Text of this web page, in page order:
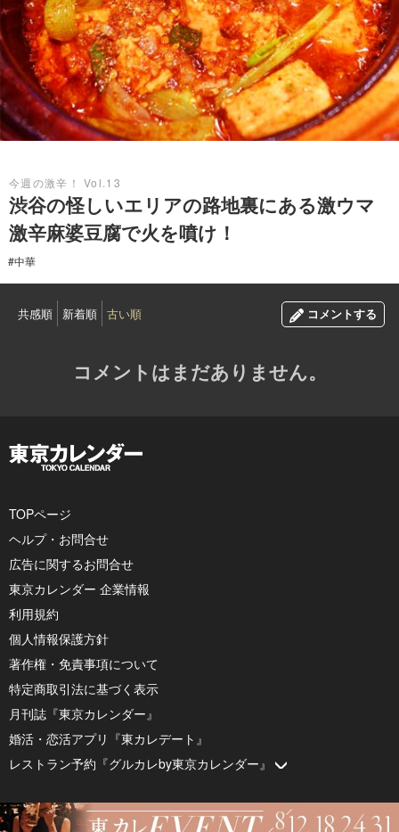
今週の激辛！ Vol.13
渋谷の怪しいエリアの路地裏にある激ウマ
激辛麻婆豆腐で火を噴け！
#中華
共感順 新着順 古い順 コメントする
コメントはまだありません。
TOPページ
ヘルプ・お問合せ
広告に関するお問合せ
東京カレンダー 企業情報
利用規約
個人情報保護方針
著作権・免責事項について
特定商取引法に基づく表示
月刊誌『東京カレンダー』
婚活・恋活アプリ『東カレデート』
レストラン予約『グルカレby東京カレンダー』